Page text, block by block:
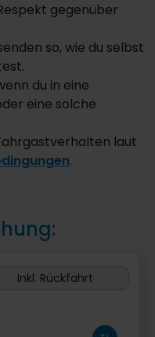
gegenüber
so, wie du selbst
du in eine
eine solche
laut
.
Inkl. Rückfahrt